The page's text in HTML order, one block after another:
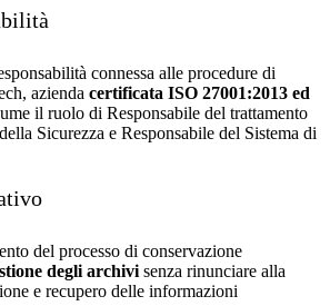
connessa alle procedure di
azienda certificata ISO 27001:2013 ed
il ruolo di Responsabile del trattamento
Sicurezza e Responsabile del Sistema di
del processo di conservazione
degli archivi senza rinunciare alla
e recupero delle informazioni